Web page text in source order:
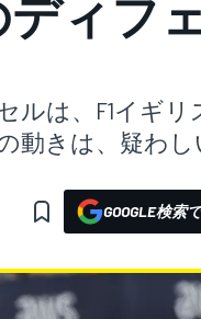
ィフ
は、F1イギリ
動きは、疑わ
GOOGLE検索